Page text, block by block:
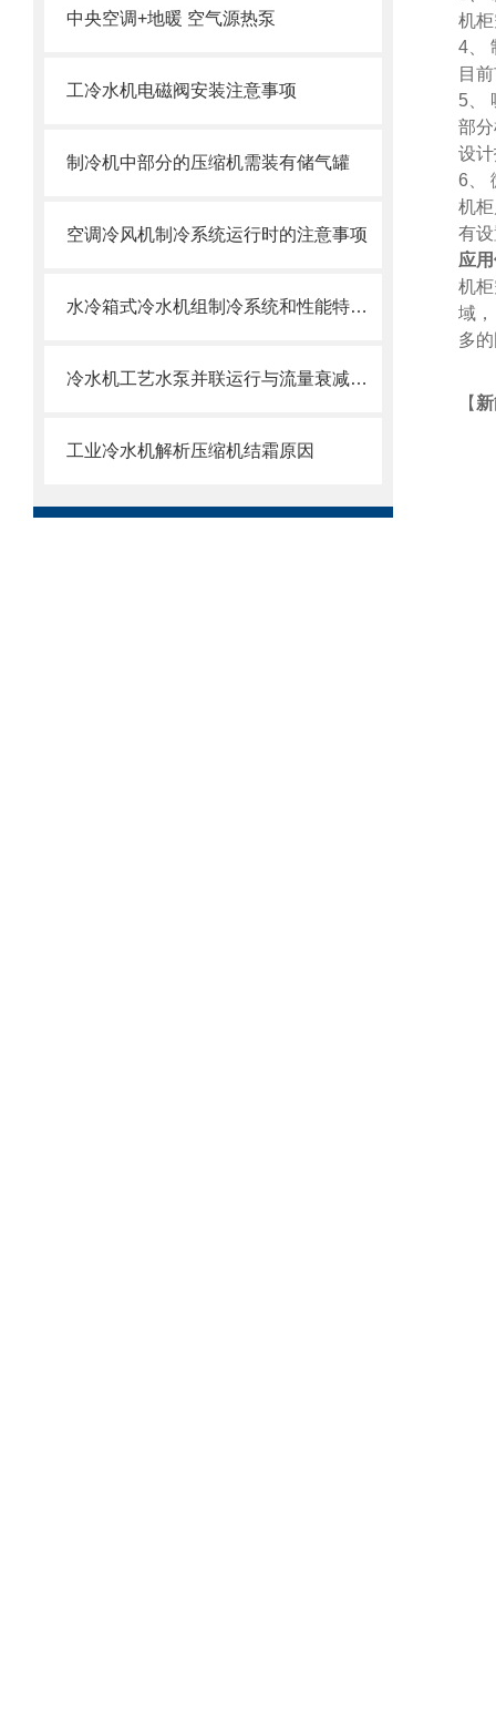
中央空调+地暖 空气源热泵
工冷水机电磁阀安装注意事项
制冷机中部分的压缩机需装有储气罐
空调冷风机制冷系统运行时的注意事项
水冷箱式冷水机组制冷系统和性能特点介绍
冷水机工艺水泵并联运行与流量衰减问题
工业冷水机解析压缩机结霜原因
机
4
目
5
部
设
6
机
有
应
机
域
多
【